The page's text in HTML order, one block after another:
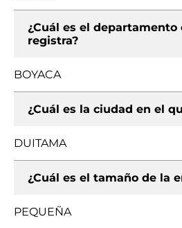
¿Cuál es el departamento
registra?
BOYACA
¿Cuál es la ciudad en el
DUITAMA
¿Cuál es el tamaño de la
PEQUEÑA